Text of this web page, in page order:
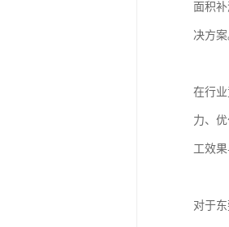
面积
决方案
在行
力、
工效
对于